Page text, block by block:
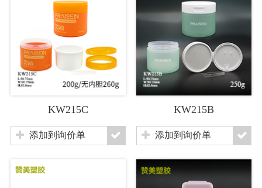
KW215C
添加到询价单
KW215B
添加到询价单